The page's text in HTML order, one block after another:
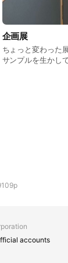
企画展
ちょっと変わった
サンプルを生かし
accounts